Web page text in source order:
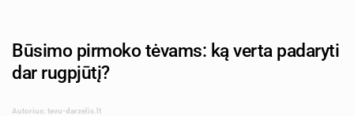
Būsimo pirmoko tėvams: ką verta padaryti
dar rugpjūtį?
Autorius: tevu-darzelis.lt